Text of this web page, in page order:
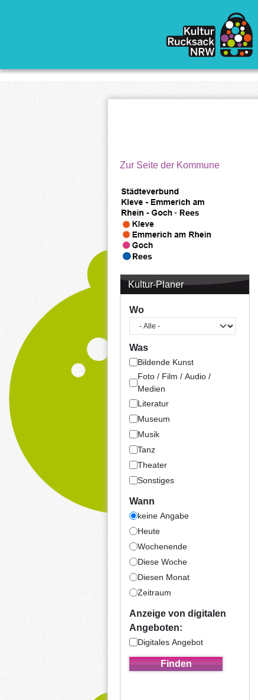
Zur Seite der Kommune
Kultur-Planer
Wo
Was
Bildende Kunst
Foto / Film / Audio /
Medien
Literatur
Museum
Musik
Tanz
Theater
Sonstiges
Wann
keine Angabe
Heute
Wochenende
Diese Woche
Diesen Monat
Zeitraum
Anzeige von digitalen
Angeboten:
Digitales Angebot